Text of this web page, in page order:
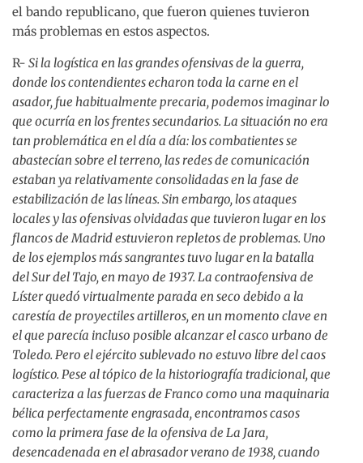
el bando republicano, que fueron quienes tuvieron
más problemas en estos aspectos.
R- Si la logística en las grandes ofensivas de la guerra,
donde los contendientes echaron toda la carne en el
asador, fue habitualmente precaria, podemos imaginar lo
que ocurría en los frentes secundarios. La situación no era
tan problemática en el día a día: los combatientes se
abastecían sobre el terreno, las redes de comunicación
estaban ya relativamente consolidadas en la fase de
estabilización de las líneas. Sin embargo, los ataques
locales y las ofensivas olvidadas que tuvieron lugar en los
flancos de Madrid estuvieron repletos de problemas. Uno
de los ejemplos más sangrantes tuvo lugar en la batalla
del Sur del Tajo, en mayo de 1937. La contraofensiva de
Líster quedó virtualmente parada en seco debido a la
carestía de proyectiles artilleros, en un momento clave en
el que parecía incluso posible alcanzar el casco urbano de
Toledo. Pero el ejército sublevado no estuvo libre del caos
logístico. Pese al tópico de la historiografía tradicional, que
caracteriza a las fuerzas de Franco como una maquinaria
bélica perfectamente engrasada, encontramos casos
como la primera fase de la ofensiva de La Jara,
desencadenada en el abrasador verano de 1938, cuando